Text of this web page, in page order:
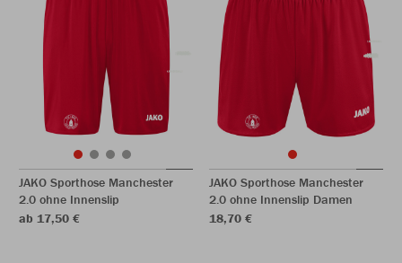
JAKO Sporthose Manchester
2.0 ohne Innenslip
ab 17,50 €
JAKO Sporthose Manchester
2.0 ohne Innenslip Damen
18,70 €